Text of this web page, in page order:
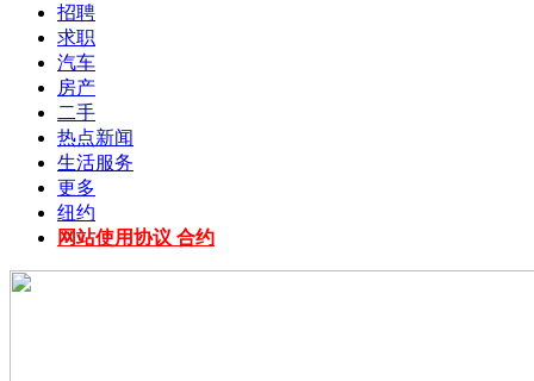
招聘
求职
汽车
房产
二手
热点新闻
生活服务
更多
纽约
网站使用协议 合约